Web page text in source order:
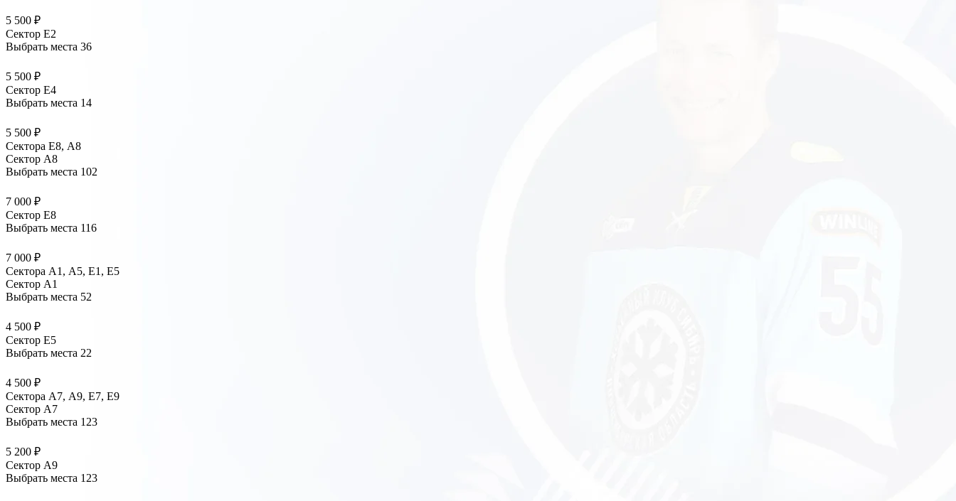
5 500 ₽
Сектор E2
Выбрать места 36
5 500 ₽
Сектор E4
Выбрать места 14
5 500 ₽
Сектора Е8, А8
Сектор A8
Выбрать места 102
7 000 ₽
Сектор E8
Выбрать места 116
7 000 ₽
Сектора А1, А5, Е1, Е5
Сектор A1
Выбрать места 52
4 500 ₽
Сектор E5
Выбрать места 22
4 500 ₽
Сектора А7, А9, Е7, Е9
Сектор A7
Выбрать места 123
5 200 ₽
Сектор A9
Выбрать места 123